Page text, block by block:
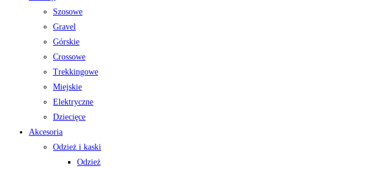
Szosowe
Gravel
Górskie
Crossowe
Trekkingowe
Miejskie
Elektryczne
Dziecięce
Akcesoria
Odzież i kaski
Odzież